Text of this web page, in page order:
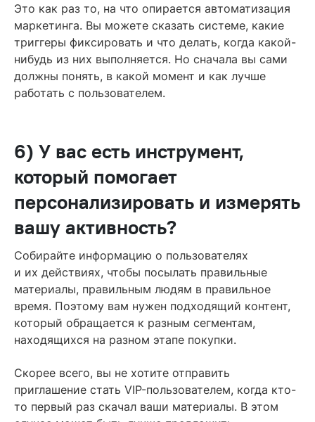
Это как раз то, на что опирается автоматизация
маркетинга. Вы можете сказать системе, какие
триггеры фиксировать и что делать, когда какой-
нибудь из них выполняется. Но сначала вы сами
должны понять, в какой момент и как лучше
работать с пользователем.
6) У вас есть инструмент,
который помогает
персонализировать и измерять
вашу активность?
Собирайте информацию о пользователях
и их действиях, чтобы посылать правильные
материалы, правильным людям в правильное
время. Поэтому вам нужен подходящий контент,
который обращается к разным сегментам,
находящихся на разном этапе покупки.
Скорее всего, вы не хотите отправить
приглашение стать VIP-пользователем, когда кто-
то первый раз скачал ваши материалы. В этом